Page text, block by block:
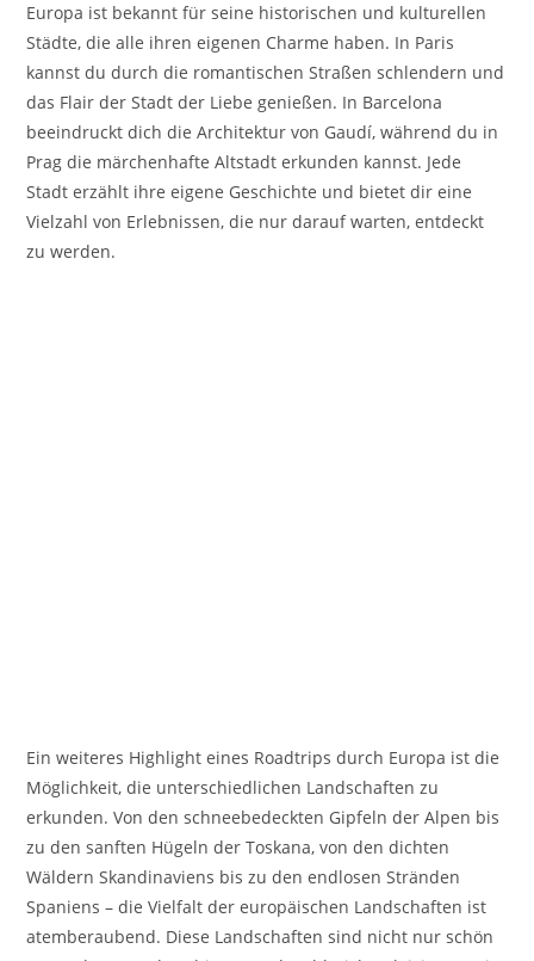
Europa ist bekannt für seine historischen und kulturellen
Städte, die alle ihren eigenen Charme haben. In Paris
kannst du durch die romantischen Straßen schlendern und
das Flair der Stadt der Liebe genießen. In Barcelona
beeindruckt dich die Architektur von Gaudí, während du in
Prag die märchenhafte Altstadt erkunden kannst. Jede
Stadt erzählt ihre eigene Geschichte und bietet dir eine
Vielzahl von Erlebnissen, die nur darauf warten, entdeckt
zu werden.
Ein weiteres Highlight eines Roadtrips durch Europa ist die
Möglichkeit, die unterschiedlichen Landschaften zu
erkunden. Von den schneebedeckten Gipfeln der Alpen bis
zu den sanften Hügeln der Toskana, von den dichten
Wäldern Skandinaviens bis zu den endlosen Stränden
Spaniens – die Vielfalt der europäischen Landschaften ist
atemberaubend. Diese Landschaften sind nicht nur schön